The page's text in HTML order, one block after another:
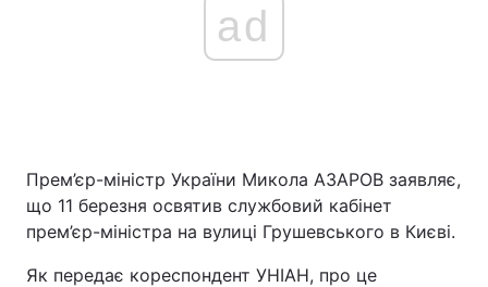
Наука
Здоров'я Туризм
Цікавинки Погода
Екологія Регіони
ad
Прем’єр-міністр України Микола АЗАРОВ заявляє,
що 11 березня освятив службовий кабінет
прем’єр-міністра на вулиці Грушевського в Києві.
Як передає кореспондент УНІАН, про це